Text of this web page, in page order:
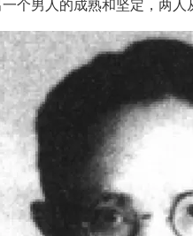
个男人的成熟和坚定，两人